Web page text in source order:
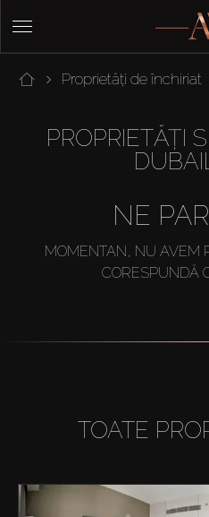
Proprietăți de închiriat
PROPRIETĂȚI
NE
MOMENTAN, NU AVEM
CORESPUNDĂ
TOATE